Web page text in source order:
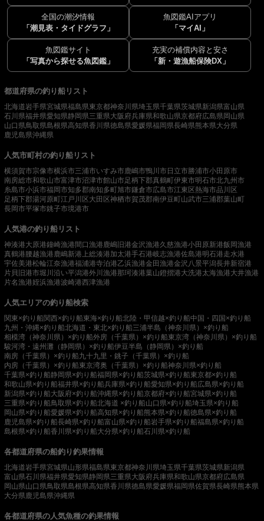
全国の潮汐情報
「潮見表・タイドグラフ」
魚図鑑AIアプリ
「マイAI」
魚図鑑サイト
「写真から探せる魚図鑑」
充実の補償内容と安さ
「新・遊漁船保険DX」
都道府県の釣り船リスト
北海道岩手県宮城県福島県東京都神奈川県埼玉県千葉県茨城県新潟県富山県
石川県福井県愛知県静岡県三重県大阪府兵庫県和歌山県京都府広島県岡山県
山口県鳥取県島根県高知県香川県徳島県愛媛県福岡県長崎県熊本県大分県
鹿児島県沖縄県
人気市町村の釣り船リスト
横須賀市宗像市横浜市三浦市いすみ市鹿嶋市鴨川市日立市勝浦市小田原市
南房総市和歌山市富津市沼津市館山市足柄下郡真鶴町伊東市明石市北九州市
糸島市小浜市福岡市知多郡南知多町旭市鎌倉市広島市江東区熱海市品川区
足柄下郡湯河原町江戸川区大田区神栖市賀茂郡南伊豆町山武市三浦郡葉山町
長岡市平塚市銚子市境港市
人気港の釣り船リスト
神湊港大原港鐘崎漁港間口漁港 鹿嶋旧港金沢漁港久慈漁港小田原新港飯岡漁港
真鶴港腰越漁港 鹿嶋新港 上総湊港加太港手石港岐志漁港佐島港明石港走水港
宇佐美港松輪江奈漁港福浦港寺泊港乙浜漁港金田漁港金沢八景平潟長井新宿港
片貝旧港市堀川沿い平潟港外川漁港那珂湊港葉山鐙摺港大洗港太海漁港大井漁港
片名漁港姪浜漁港波崎港西津漁港
人気エリアの釣り船検索
関東×釣り船関西×釣り船東海×釣り船北陸・甲信越×釣り船中国・四国×釣り船
九州・沖縄×釣り船北海道・東北×釣り船三浦半島（神奈川県）×釣り船
相模湾（神奈川県）×釣り船外房（千葉県）×釣り船東京湾（神奈川県）×釣り船
駿河湾・遠州灘（静岡県）×釣り船伊豆半島（静岡県）×釣り船
南房（千葉県）×釣り船九十九里・銚子（千葉県）×釣り船
内房（千葉県）×釣り船東京湾奥（千葉県）×釣り船神奈川県×釣り船
千葉県×釣り船静岡県×釣り船福岡県×釣り船茨城県×釣り船東京都×釣り船
和歌山県×釣り船福井県×釣り船兵庫県×釣り船愛知県×釣り船広島県×釣り船
新潟県×釣り船大阪府×釣り船沖縄県×釣り船京都府×釣り船宮城県×釣り船
三重県×釣り船鳥取県×釣り船北海道 ×釣り船山口県×釣り船埼玉県×釣り船
岡山県×釣り船愛媛県×釣り船高知県×釣り船熊本県×釣り船徳島県×釣り船
鹿児島県×釣り船長崎県×釣り船富山県×釣り船岩手県×釣り船福島県×釣り船
島根県×釣り船香川県×釣り船大分県×釣り船石川県×釣り船
各都道府県の船釣り釣果情報
北海道岩手県宮城県山形県福島県東京都神奈川県埼玉県千葉県茨城県新潟県
富山県石川県福井県愛知県静岡県三重県大阪府兵庫県和歌山県京都府広島県
岡山県山口県鳥取県島根県高知県香川県徳島県愛媛県福岡県佐賀県長崎県熊本県
大分県 鹿児島県沖縄県
各都道府県の人気魚種の釣果情報